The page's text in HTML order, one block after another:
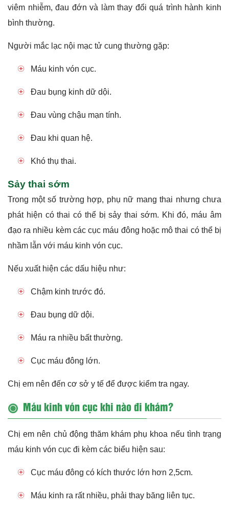
viêm nhiễm, đau đớn và làm thay đổi quá trình hành kinh
bình thường.
Người mắc lạc nội mạc tử cung thường gặp:
Máu kinh vón cục.
Đau bụng kinh dữ dội.
Đau vùng chậu mạn tính.
Đau khi quan hệ.
Khó thụ thai.
Sảy thai sớm
Trong một số trường hợp, phụ nữ mang thai nhưng chưa
phát hiện có thai có thể bị sảy thai sớm. Khi đó, máu âm
đạo ra nhiều kèm các cục máu đông hoặc mô thai có thể bị
nhầm lẫn với máu kinh vón cục.
Nếu xuất hiện các dấu hiệu như:
Chậm kinh trước đó.
Đau bụng dữ dội.
Máu ra nhiều bất thường.
Cục máu đông lớn.
Chị em nên đến cơ sở y tế để được kiểm tra ngay.
Máu kinh vón cục khi nào đi khám?
Chị em nên chủ động thăm khám phụ khoa nếu tình trạng
máu kinh vón cục đi kèm các biểu hiện sau:
Cục máu đông có kích thước lớn hơn 2,5cm.
Máu kinh ra rất nhiều, phải thay băng liên tục.